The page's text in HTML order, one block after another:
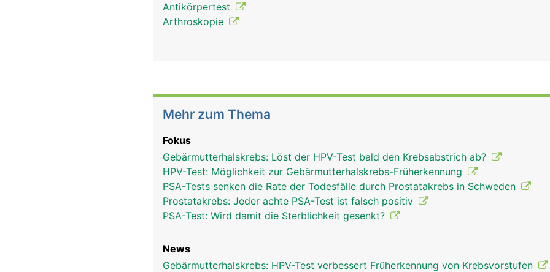
Antikörpertest
Arthroskopie
Mehr zum Thema
Fokus
Gebärmutterhalskrebs: Löst der HPV-Test bald den Krebsabstrich ab?
HPV-Test: Möglichkeit zur Gebärmutterhalskrebs-Früherkennung
PSA-Tests senken die Rate der Todesfälle durch Prostatakrebs in Schweden
Prostatakrebs: Jeder achte PSA-Test ist falsch positiv
PSA-Test: Wird damit die Sterblichkeit gesenkt?
News
Gebärmutterhalskrebs: HPV-Test verbessert Früherkennung von Krebsvorstufen